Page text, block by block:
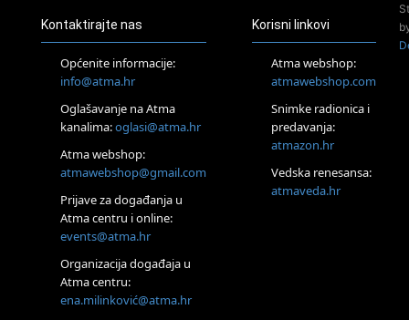
Pjesma srca / Zagreb
Tečaj Višeg Vodstva, razvijanja intuicije i Akaša zapisa
Online
Postanite Nositelj Vibracije Nove Zemlje
Visoko
Alemka Dauskardt – Jednodnevna radionica sistemskih
konstelacija
Zagreb
HOD PO ŽERAVICI – Seminar koji mijenja tijelo, duh i um
SoulFest – Festival glazbe, mudrosti i zajedništva
Zagreb
Kontaktirajte nas
Općenite informacije:
info@atma.hr
Oglašavanje na Atma
kanalima:oglasi@atma.hr
Atma webshop:
atmawebshop@gmail.com
Prijave za događanja u
Atma centru i online:
events@atma.hr
Organizacija događaja u
Atma centru:
ena.milinković@atma.hr
Korisni linkovi
Atma webshop:
atmawebshop.com
Snimke radionica i
predavanja:
atmazon.hr
Vedska renesansa:
atmaveda.hr